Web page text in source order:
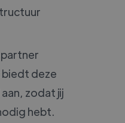
biedt deze
zodat jij
hebt.